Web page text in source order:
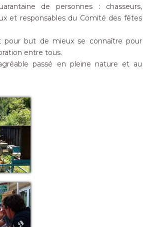
de personnes : chasseurs,
et responsables du Comité des fêtes
pour but de mieux se connaître pour
entre tous.
passé en pleine nature et au